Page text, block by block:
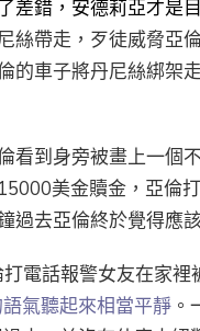
差錯，安德莉亞才是
絲帶走，歹徒威脅亞
的車子將丹尼絲綁架
看到身旁被畫上一個
美金贖金，亞倫
過去亞倫終於覺得應
電話報警女友在家
氣聽起來相當平靜。